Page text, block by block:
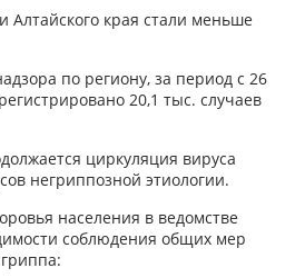
Алтайского края стали меньше
по региону, за период с 26
20,1 тыс. случаев
циркуляция вируса
негриппозной этиологии.
населения в ведомстве
соблюдения общих мер